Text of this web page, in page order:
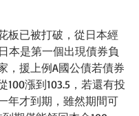
板已被打破，從日本經
本是第一個出現債券負
，援上例A國公債若債券
100漲到103.5，若還有投
年才到期，雖然期間可